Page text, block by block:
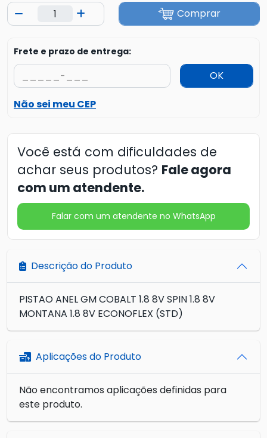
Comprar
Frete e prazo de entrega:
OK
Não sei meu CEP
Você está com dificuldades de
achar seus produtos? Fale agora
com um atendente.
Falar com um atendente no WhatsApp
Descrição do Produto
PISTAO ANEL GM COBALT 1.8 8V SPIN 1.8 8V
MONTANA 1.8 8V ECONOFLEX (STD)
Aplicações do Produto
Não encontramos aplicações definidas para
este produto.